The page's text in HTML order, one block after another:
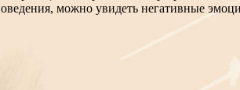
можно увидеть негативные